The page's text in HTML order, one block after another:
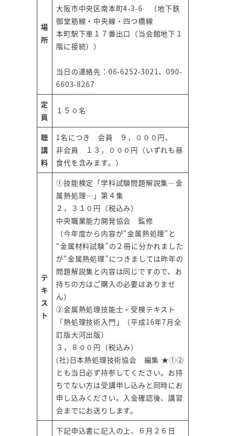
場
所
大阪市中央区南本町4-3-6 （地下鉄
御堂筋線・中央線・四つ橋線
本町駅下車１７番出口（当会館地下１
階に接続））
当日の連絡先：06-6252-3021、090-
6603-8267
定
員
１５０名
聴
講
料
1名につき 会員 ９，０００円、
非会員 １３，０００円（いずれも昼
食代を含みます。）
テ
キ
ス
ト
①技能検定「学科試験問題解説集―金
属熱処理―」第４集
２，３１０円（税込み）
中央職業能力開発協会 監修
（今年度から内容が“金属熱処理”と
“金属材料試験”の２冊に分かれました
が“金属熱処理”につきましては昨年の
問題解説集と内容は同じですので、お
持ちの方はご購入の必要はありませ
ん）
②金属熱処理技能士・受検テキスト
「熱処理技術入門」（平成16年7月全
訂版大河出版）
３，８００円（税込み）
(社)日本熱処理技術協会 編集 ★①②
とも当日必ず持参してください。お持
ちでない方は受講申し込みと同時にお
申し込みください。入金確認後、講習
会までにお送りします。
下記申込書に記入の上、６月２６日